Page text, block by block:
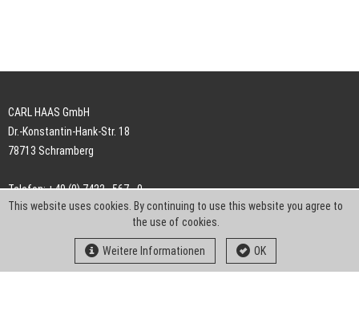
CARL HAAS GmbH
Dr.-Konstantin-Hank-Str. 18
78713 Schramberg
Telefon: +49 (0) 7422 . 567 - 0
Telefax: +49 (0) 7422 . 567 - 239
info-ch@kern-liebers.com
This website uses cookies. By continuing to use this website you agree to
the use of cookies.
Weitere Informationen OK